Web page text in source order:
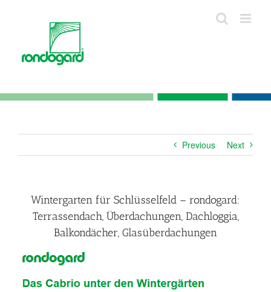
Previous Next
Wintergarten für Schlüsselfeld – rondogard:
Terrassendach, Überdachungen, Dachloggia,
Balkondächer, Glasüberdachungen